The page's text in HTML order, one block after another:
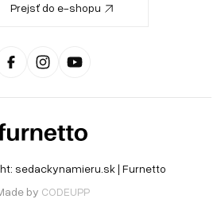
Prejsť do e-shopu
sedackynamieru.sk| Furnetto
by CODEUPP